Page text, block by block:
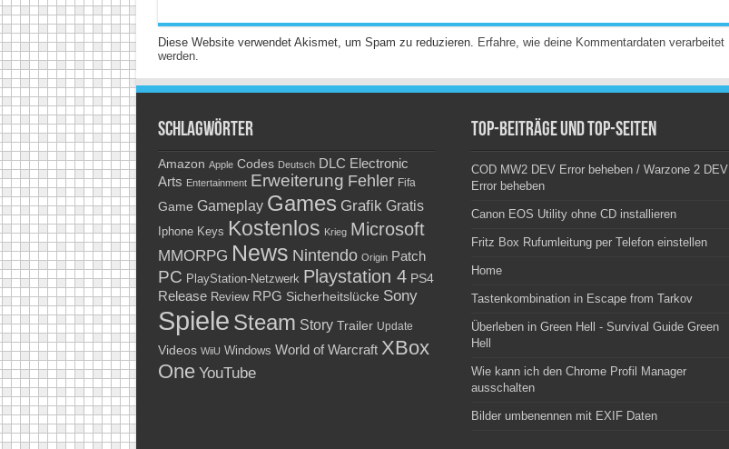
Diese Website verwendet Akismet, um Spam zu reduzieren.
Erfahre, wie deine Kommentardaten verarbeitet
werden.
Schlagwörter
Amazon Apple Codes Deutsch DLC Electronic
Arts Entertainment Erweiterung Fehler Fifa
Game Gameplay Games Grafik Gratis
Iphone Keys Kostenlos Krieg Microsoft
MMORPG News Nintendo Origin Patch
PC PlayStation-Netzwerk Playstation 4 PS4
Release Review RPG Sicherheitslücke Sony
Spiele Steam Story Trailer Update
Videos WiiU Windows World of Warcraft XBox
One YouTube
Top-Beiträge und Top-Seiten
COD MW2 DEV Error beheben / Warzone 2 DEV
Error beheben
Canon EOS Utility ohne CD installieren
Fritz Box Rufumleitung per Telefon einstellen
Home
Tastenkombination in Escape from Tarkov
Überleben in Green Hell - Survival Guide Green
Hell
Wie kann ich den Chrome Profil Manager
ausschalten
Bilder umbenennen mit EXIF Daten